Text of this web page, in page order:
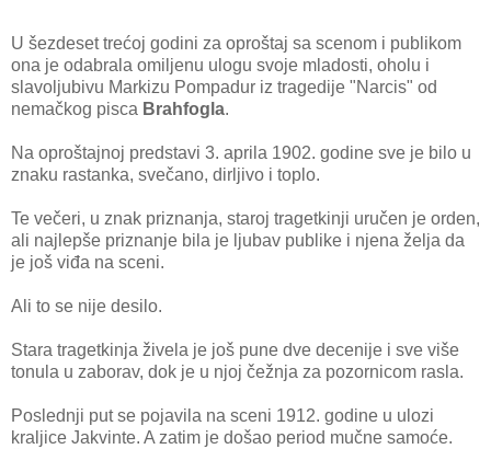
U šezdeset trećoj godini za oproštaj sa scenom i publikom
ona je odabrala omiljenu ulogu svoje mladosti, oholu i
slavoljubivu Markizu Pompadur iz tragedije "Narcis" od
nemačkog pisca Brahfogla.
Na oproštajnoj predstavi 3. aprila 1902. godine sve je bilo u
znaku rastanka, svečano, dirljivo i toplo.
Te večeri, u znak priznanja, staroj tragetkinji uručen je orden,
ali najlepše priznanje bila je ljubav publike i njena želja da
je još viđa na sceni.
Ali to se nije desilo.
Stara tragetkinja živela je još pune dve decenije i sve više
tonula u zaborav, dok je u njoj čežnja za pozornicom rasla.
Poslednji put se pojavila na sceni 1912. godine u ulozi
kraljice Jakvinte. A zatim je došao period mučne samoće.